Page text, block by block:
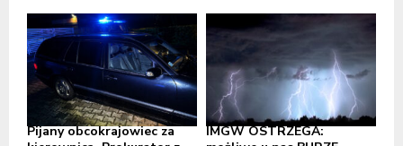
Pijany obcokrajowiec za
IMGW OSTRZEGA: